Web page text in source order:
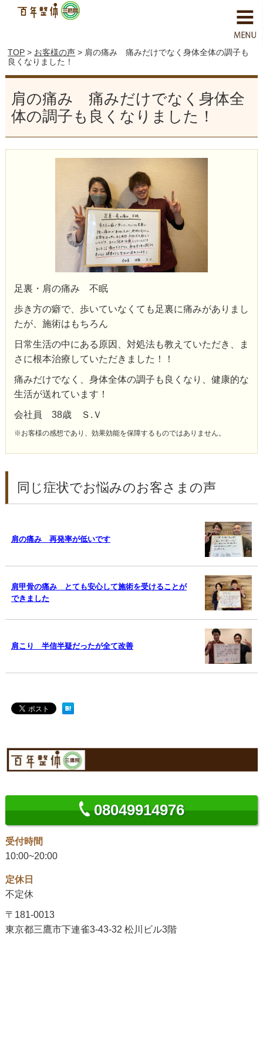
TOP > お客様の声 > 肩の痛み 痛みだけでなく身体全体の調子も
良くなりました！
肩の痛み 痛みだけでなく身体全
体の調子も良くなりました！
足裏・肩の痛み 不眠
歩き方の癖で、歩いていなくても足裏に痛みがありまし
たが、施術はもちろん
日常生活の中にある原因、対処法も教えていただき、ま
さに根本治療していただきました！！
痛みだけでなく、身体全体の調子も良くなり、健康的な
生活が送れています！
会社員 38歳 Ｓ.Ｖ
※お客様の感想であり、効果効能を保障するものではありません。
同じ症状でお悩みのお客さまの声
肩の痛み 再発率が低いです
肩甲骨の痛み とても安心して施術を受けることが
できました
肩こり 半信半疑だったが全て改善
08049914976
受付時間
10:00~20:00
定休日
不定休
〒181-0013
東京都三鷹市下連雀3-43-32 松川ビル3階